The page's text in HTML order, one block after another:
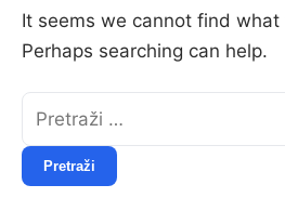
It seems we cannot find what
Perhaps searching can help.